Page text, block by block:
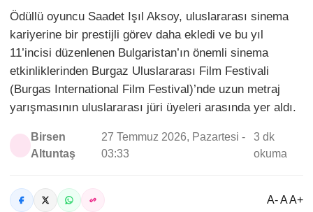
Ödüllü oyuncu Saadet Işıl Aksoy, uluslararası sinema
kariyerine bir prestijli görev daha ekledi ve bu yıl
11’incisi düzenlenen Bulgaristan’ın önemli sinema
etkinliklerinden Burgaz Uluslararası Film Festivali
(Burgas International Film Festival)’nde uzun metraj
yarışmasının uluslararası jüri üyeleri arasında yer aldı.
Birsen
Altuntaş
27 Temmuz 2026, Pazartesi -
03:33
3 dk
okuma
A- A A+